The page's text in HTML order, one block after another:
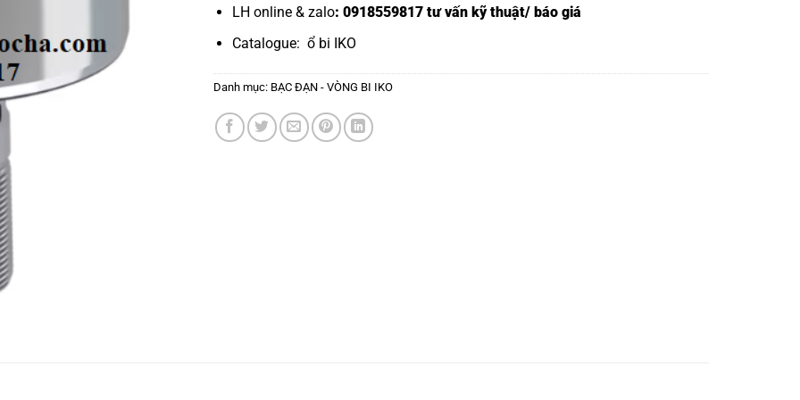
LH online & zalo: 0918559817 tư vấn kỹ thuật/ báo giá
Catalogue: ổ bi IKO
Danh mục: BẠC ĐẠN - VÒNG BI IKO